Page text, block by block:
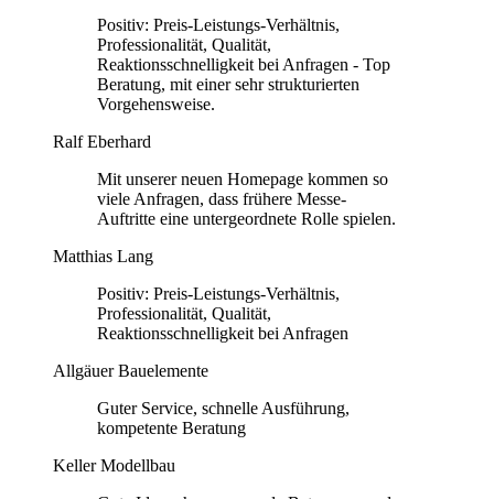
Positiv: Preis-Leistungs-Verhältnis,
Professionalität, Qualität,
Reaktionsschnelligkeit bei Anfragen - Top
Beratung, mit einer sehr strukturierten
Vorgehensweise.
Ralf Eberhard
Mit unserer neuen Homepage kommen so
viele Anfragen, dass frühere Messe-
Auftritte eine untergeordnete Rolle spielen.
Matthias Lang
Positiv: Preis-Leistungs-Verhältnis,
Professionalität, Qualität,
Reaktionsschnelligkeit bei Anfragen
Allgäuer Bauelemente
Guter Service, schnelle Ausführung,
kompetente Beratung
Keller Modellbau